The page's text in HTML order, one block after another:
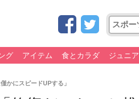
グ アイテム 食とカラダ ジュニア
かにスピードUPする」